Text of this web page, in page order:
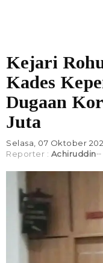
Kejari
Kades
Dugaan
Juta
Selasa, 07 Oktober
Reporter : Achiruddin